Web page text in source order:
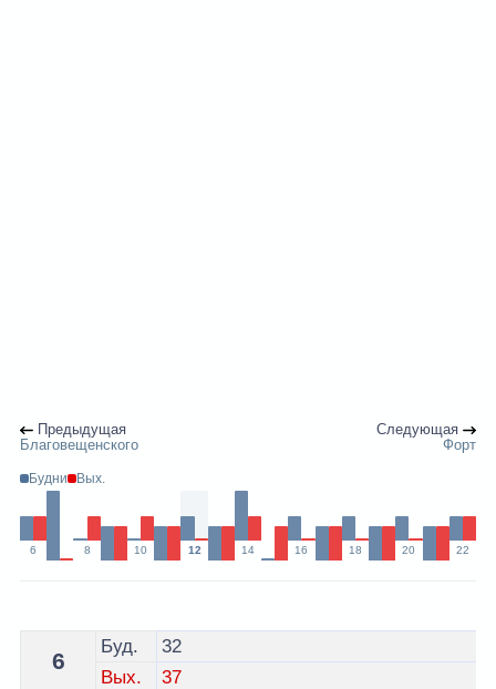
Предыдущая
Благовещенского
Следующая
Форт
Будни Вых.
6 8 10 12 14 16 18 20 22
Расписание 1 автобуса Брест по остановке
6
Буд.
32
Вых.
37